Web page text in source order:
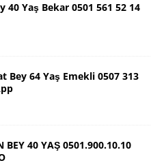
40 Yaş Bekar 0501 561 52 14
Bey 64 Yaş Emekli 0507 313
BEY 40 YAŞ 0501.900.10.10